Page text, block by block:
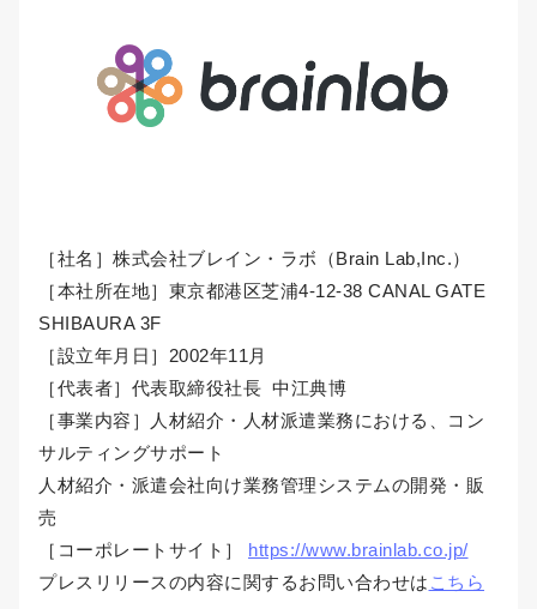
［社名］株式会社ブレイン・ラボ（Brain Lab,Inc.）
［本社所在地］東京都港区芝浦4-12-38 CANAL GATE
SHIBAURA 3F
［設立年月日］2002年11月
［代表者］代表取締役社長 中江典博
［事業内容］人材紹介・人材派遣業務における、コン
サルティングサポート
人材紹介・派遣会社向け業務管理システムの開発・販
売
［コーポレートサイト］ https://www.brainlab.co.jp/
プレスリリースの内容に関するお問い合わせは こちら